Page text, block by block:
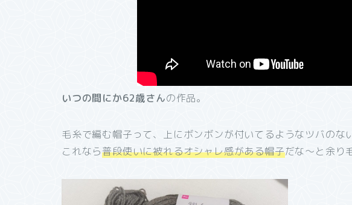
いつの間にか62歳さんの作品。
毛糸で編む帽子って、上にボンボンが付いてるようなツバのな
これなら普段使いに被れるオシャレ感がある帽子だな～と余り